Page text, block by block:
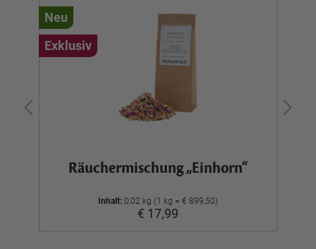
Neu
Exklusiv
Räuchermischung „Einhorn“
Inhalt: 0,02 kg (1 kg = € 899,50)
€ 17,99